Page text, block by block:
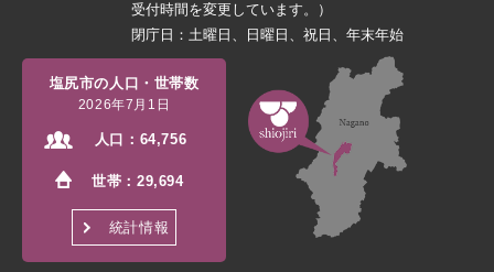
受付時間を変更しています。）
閉庁日：土曜日、日曜日、祝日、年末年始
塩尻市の人口・世帯数
2026年7月1日
人口： 64,756
世帯：29,694
統計情報